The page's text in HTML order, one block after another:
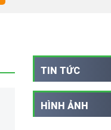
TIN TỨC
HÌNH ẢNH